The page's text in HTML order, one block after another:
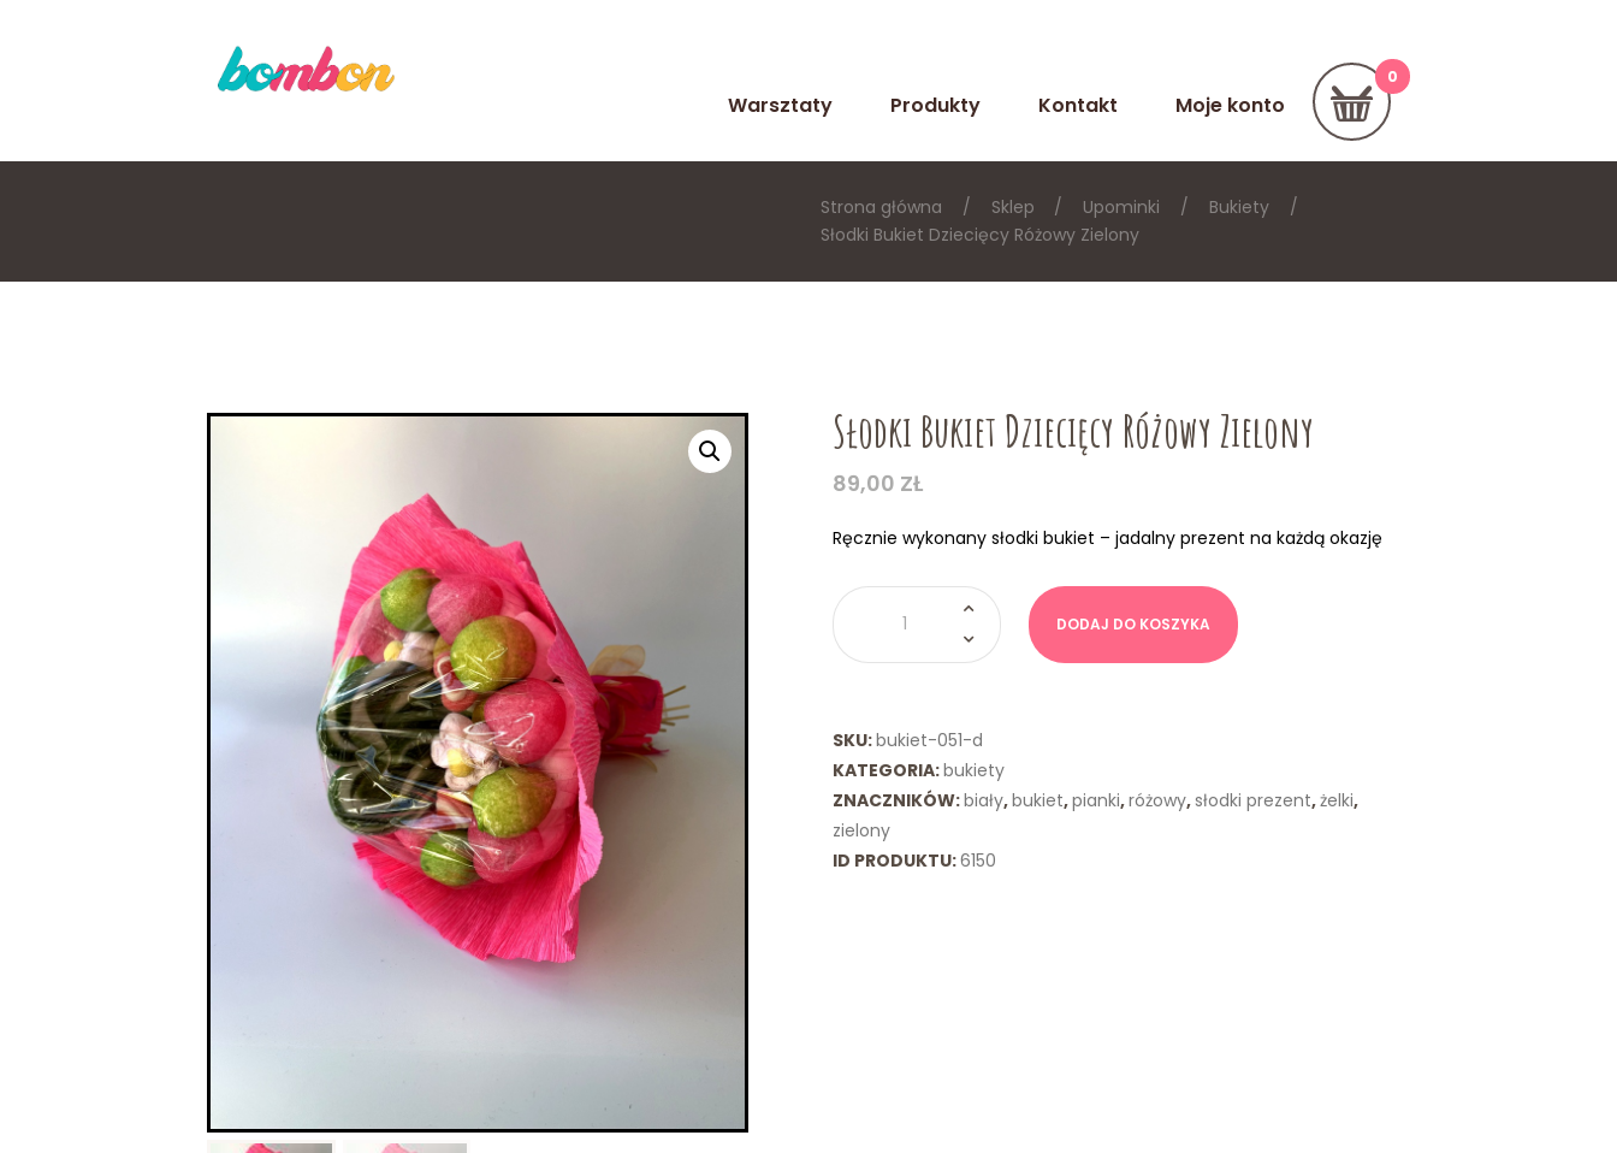
Warsztaty Produkty Kontakt Moje konto
Strona główna Sklep Upominki
Bukiety
Słodki Bukiet Dziecięcy Różowy Zielony
Słodki Bukiet Dziecięcy Różowy Zielony
89,00 ZŁ
Ręcznie wykonany słodki bukiet – jadalny prezent na każdą okazję
ilość
Słodki
Dziecięcy
Różowy
DODAJ DO KOSZYKA
SKU:bukiet-051-d
KATEGORIA:bukiety
ZNACZNIKÓW:biały,bukiet,pianki,różowy,słodki prezent,żelki,
zielony
ID PRODUKTU:6150